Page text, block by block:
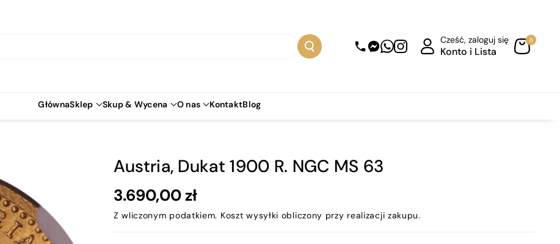
Cześć, zaloguj się
Konto i Lista
0
GłównaSklep Skup & Wycena O nas KontaktBlog
Austria, Dukat 1900 R. NGC MS 63
3.690,00 zł
Z wliczonym podatkiem. Koszt wysyłki obliczony przy realizacji zakupu.